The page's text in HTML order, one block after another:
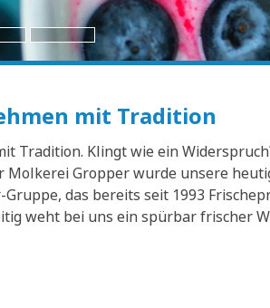
mit Tradition
Tradition. Klingt wie ein
Gropper wurde unsere
das bereits seit 1993
weht bei uns ein spürbar frischer